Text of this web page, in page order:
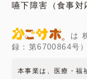
嚥下障害（食事対
は
録：第6700864号）
本事業は、医療・福